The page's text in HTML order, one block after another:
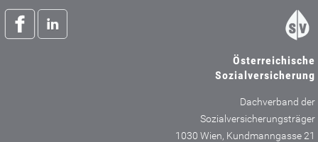
Österreichische
Sozialversicherung
Dachverband der
Sozialversicherungsträger
1030 Wien, Kundmanngasse 21